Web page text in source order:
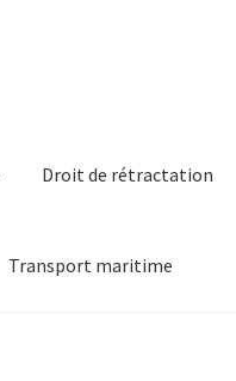
Droit de rétractation
Transport maritime